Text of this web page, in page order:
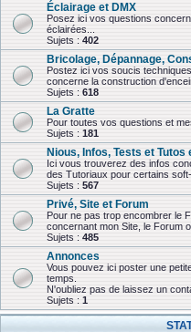
Éclairage et DMX
Posez ici vos questions
éclairées...
Sujets : 402
Bricolage, Dépannage,
Postez ici vos soucis
concerne la construction
Sujets : 618
La Gratte
Pour toutes vos questions et
Sujets : 181
Nious, Infos, Tests et Tutos
Ici vous trouverez des infos
des Tutoriaux pour certains
Sujets : 567
Privé, Site et Forum
Pour ne pas trop encombrer le
concernant mon Site, le Forum
Sujets : 485
Annonces
Vous pouvez ici poster une
temps.
N'oubliez pas de laissez un
Sujets : 1